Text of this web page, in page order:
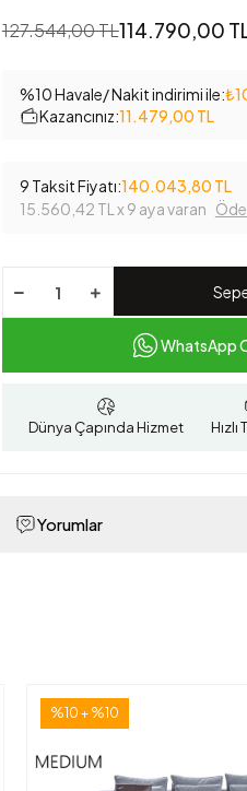
127.544,00 TL114.790,00 TL
%10 Havale/ Nakit indirimi ile:
Kazancınız:11.479,00 TL
9 Taksit Fiyatı:140.043,80 TL
15.560,42 TL x 9 aya varan
WhatsApp
Dünya Çapında Hizmet
Yorumlar
%10 + %10